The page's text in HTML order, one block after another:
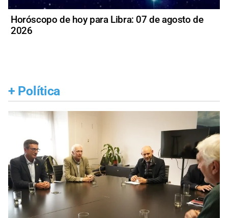
Horóscopo de hoy para Libra: 07 de agosto de
2026
+ Política